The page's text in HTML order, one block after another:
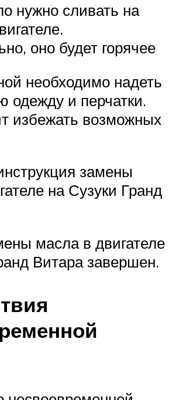
нужно сливать на
оно будет горячее
необходимо надеть
одежду и перчатки.
избежать возможных
замены
на Сузуки Гранд
масла в двигателе
Витара завершен.